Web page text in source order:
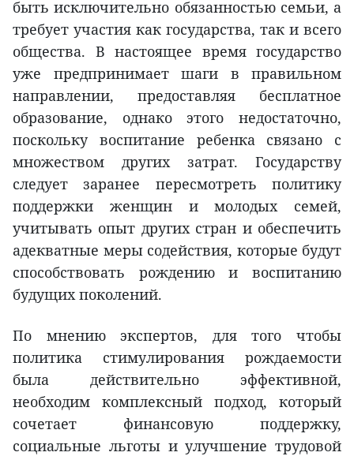
быть исключительно обязанностью семьи, а
требует участия как государства, так и всего
общества. В настоящее время государство
уже предпринимает шаги в правильном
направлении, предоставляя бесплатное
образование, однако этого недостаточно,
поскольку воспитание ребенка связано с
множеством других затрат. Государству
следует заранее пересмотреть политику
поддержки женщин и молодых семей,
учитывать опыт других стран и обеспечить
адекватные меры содействия, которые будут
способствовать рождению и воспитанию
будущих поколений.
По мнению экспертов, для того чтобы
политика стимулирования рождаемости
была действительно эффективной,
необходим комплексный подход, который
сочетает финансовую поддержку,
социальные льготы и улучшение трудовой